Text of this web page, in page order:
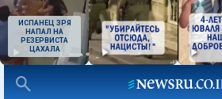
ИСПАНЕЦ ЗРЯ
НАПАЛ НА
РЕЗЕРВИСТА
ЦАХАЛА